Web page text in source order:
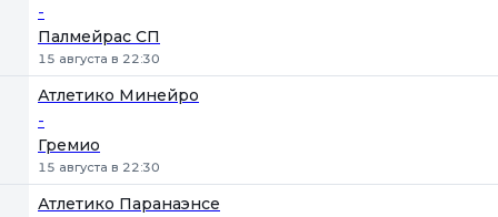
-
Палмейрас СП
15 августа в 22:30
Атлетико Минейро
-
Гремио
15 августа в 22:30
Атлетико Паранаэнсе